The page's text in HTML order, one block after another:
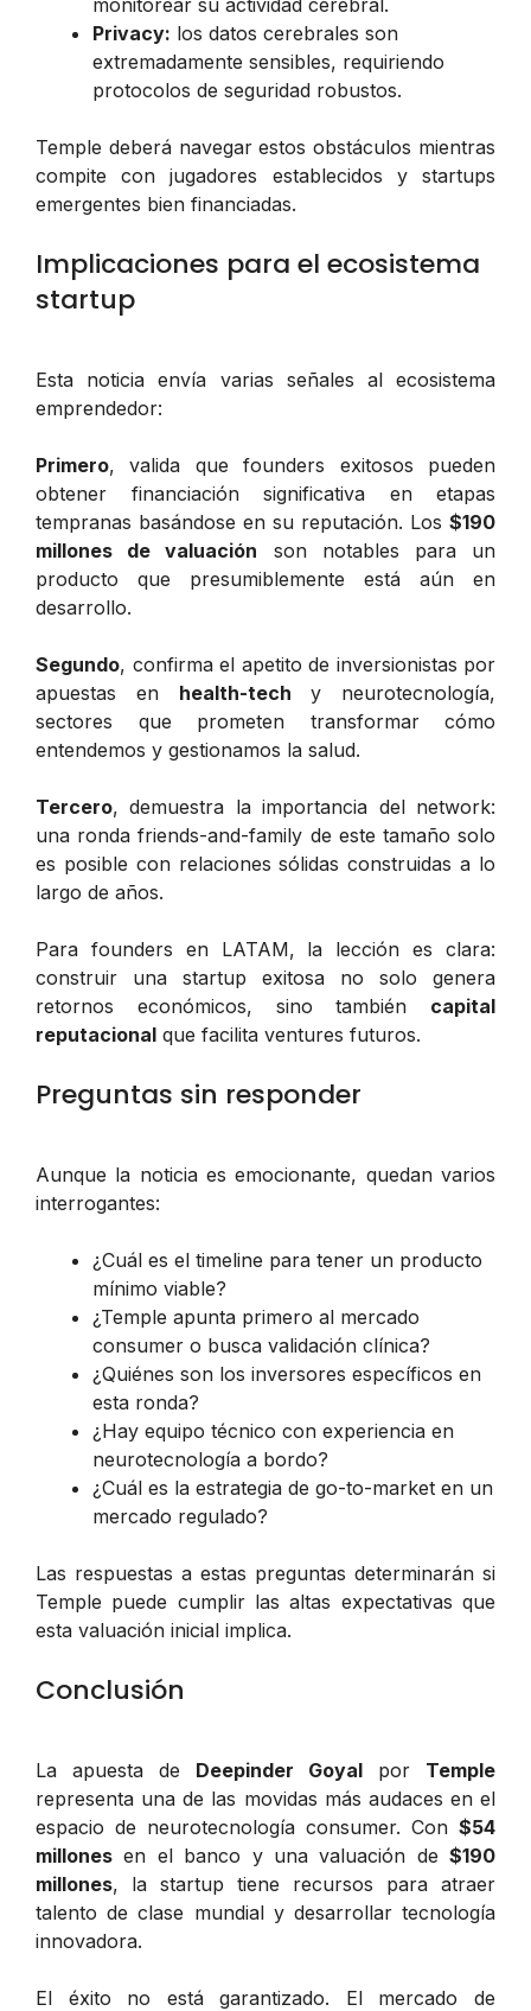
Privacy: los datos cerebrales son
extremadamente sensibles, requiriendo
protocolos de seguridad robustos.
Temple deberá navegar estos obstáculos mientras
compite con jugadores establecidos y startups
emergentes bien financiadas.
Implicaciones para el ecosistema
startup
Esta noticia envía varias señales al ecosistema
emprendedor:
Primero, valida que founders exitosos pueden
obtener financiación significativa en etapas
tempranas basándose en su reputación. Los $190
millones de valuación son notables para un
producto que presumiblemente está aún en
desarrollo.
Segundo, confirma el apetito de inversionistas por
apuestas en health-tech y neurotecnología,
sectores que prometen transformar cómo
entendemos y gestionamos la salud.
Tercero, demuestra la importancia del network:
una ronda friends-and-family de este tamaño solo
es posible con relaciones sólidas construidas a lo
largo de años.
Para founders en LATAM, la lección es clara:
construir una startup exitosa no solo genera
retornos económicos, sino también capital
reputacional que facilita ventures futuros.
Preguntas sin responder
Aunque la noticia es emocionante, quedan varios
interrogantes:
¿Cuál es el timeline para tener un producto
mínimo viable?
¿Temple apunta primero al mercado
consumer o busca validación clínica?
¿Quiénes son los inversores específicos en
esta ronda?
¿Hay equipo técnico con experiencia en
neurotecnología a bordo?
¿Cuál es la estrategia de go-to-market en un
mercado regulado?
Las respuestas a estas preguntas determinarán si
Temple puede cumplir las altas expectativas que
esta valuación inicial implica.
Conclusión
La apuesta de Deepinder Goyal por Temple
representa una de las movidas más audaces en el
espacio de neurotecnología consumer. Con $54
millones en el banco y una valuación de $190
millones, la startup tiene recursos para atraer
talento de clase mundial y desarrollar tecnología
innovadora.
El éxito no está garantizado. El mercado de